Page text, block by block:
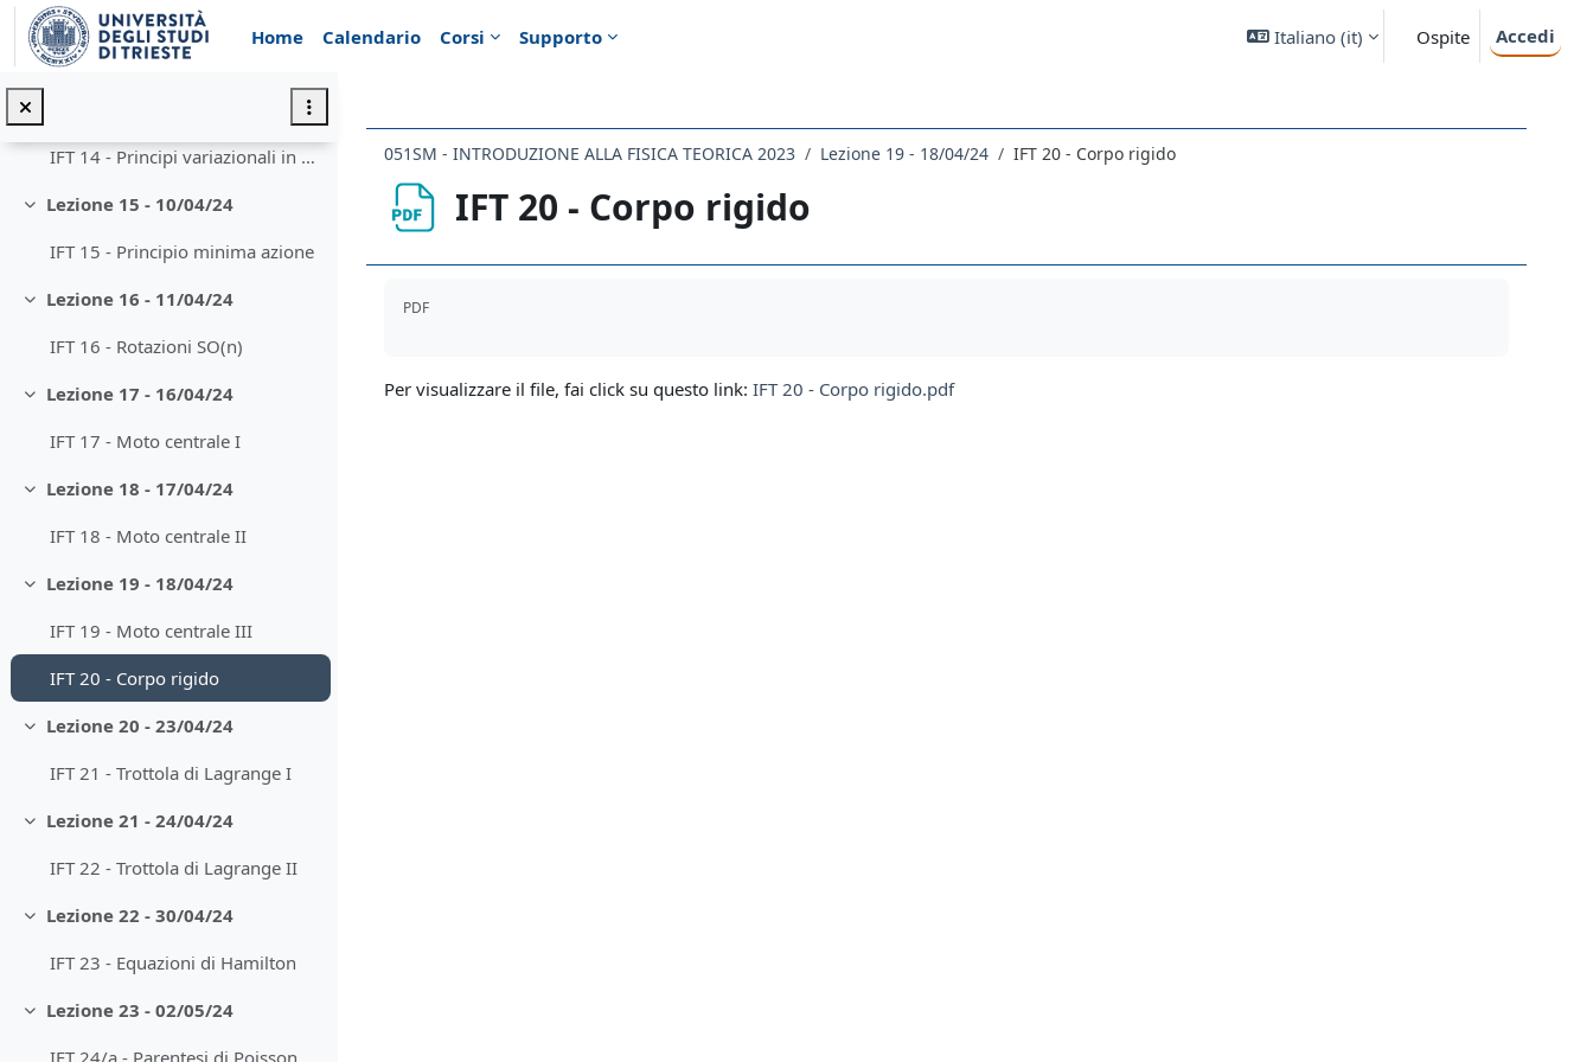
Vai al contenuto principale
Home
Calendario Corsi Supporto Italiano ‎(it)‎ Ospite Accedi
Minimizza
Lezione 13 - 04/04/24
Minimizza
IFT 14 - Principi variazionali in meccanica Lagrangiana
Minimizza
Lezione 15 - 10/04/24
IFT 15 - Principio minima azione
Minimizza
Lezione 16 - 11/04/24
IFT 16 - Rotazioni SO(n)
Minimizza
Lezione 17 - 16/04/24
IFT 17 - Moto centrale I
Minimizza
Lezione 18 - 17/04/24
IFT 18 - Moto centrale II
Minimizza
Lezione 19 - 18/04/24
IFT 19 - Moto centrale III
IFT 20 - Corpo rigido
Minimizza
Lezione 20 - 23/04/24
IFT 21 - Trottola di Lagrange I
Minimizza
Lezione 21 - 24/04/24
IFT 22 - Trottola di Lagrange II
Minimizza
Lezione 22 - 30/04/24
IFT 23 - Equazioni di Hamilton
Minimizza
Lezione 23 - 02/05/24
051SM - INTRODUZIONE ALLA FISICA TEORICA 2023 Lezione 19 - 18/04/24 IFT 20 - Corpo rigido
IFT 20 - Corpo rigido
PDF
Per visualizzare il file, fai click su questo link: IFT 20 - Corpo rigido.pdf